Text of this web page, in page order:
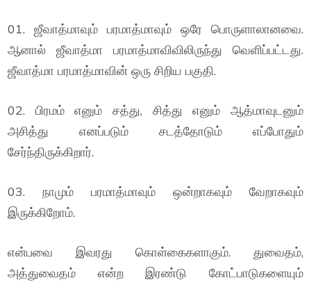
01. ஜீவாத்மாவும் பரமாத்மாவும் ஒரே பொருளாலானவை.
ஆனால் ஜீவாத்மா பரமாத்மாவிவிலிருந்து வெளிப்பட்டது.
ஜீவாத்மா பரமாத்மாவின் ஒரு சிறிய பகுதி.
02. பிரமம் எனும் சத்து, சித்து எனும் ஆத்மாவுடனும்
அசித்து எனப்படும் சடத்தோடும் எப்போதும்
சேர்ந்திருக்கிறார்.
03. நாமும் பரமாத்மாவும் ஒன்றாகவும் வேறாகவும்
இருக்கிறோம்.
என்பவை இவரது கொள்கைகளாகும். துவைதம்,
அத்துவைதம் என்ற இரண்டு கோட்பாடுகளையும்